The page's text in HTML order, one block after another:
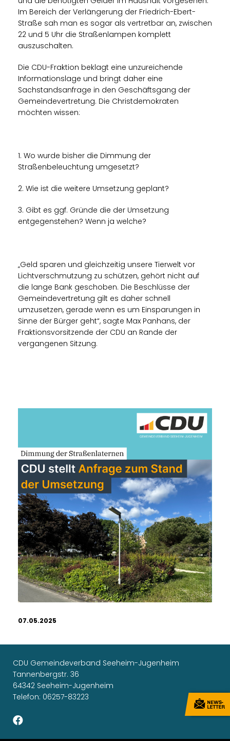
Im Bereich der Verlängerung der Friedrich-Ebert-
Straße sah man es sogar als vertretbar an, zwischen
22 und 5 Uhr die Straßenlampen komplett
auszuschalten.
Die CDU-Fraktion beklagt eine unzureichende
Informationslage und bringt daher eine
Sachstandsanfrage in den Geschäftsgang der
Gemeindevertretung. Die Christdemokraten
möchten wissen:
1. Wo wurde bisher die Dimmung der
Straßenbeleuchtung umgesetzt?
2. Wie ist die weitere Umsetzung geplant?
3. Gibt es ggf. Gründe die der Umsetzung
entgegenstehen? Wenn ja welche?
Geld sparen und gleichzeitig unsere Tierwelt vor
Lichtverschmutzung zu schützen, gehört nicht auf
die lange Bank geschoben. Die Beschlüsse der
Gemeindevertretung gilt es daher schnell
umzusetzen, gerade wenn es um Einsparungen in
Sinne der Bürger geht“, sagte Max Panhans, der
Fraktionsvorsitzende der CDU an Rande der
vergangenen Sitzung.
07.05.2025
CDU Gemeindeverband Seeheim-Jugenheim
Tannenbergstr. 36
64342 Seeheim-Jugenheim
Telefon: 06257-83223